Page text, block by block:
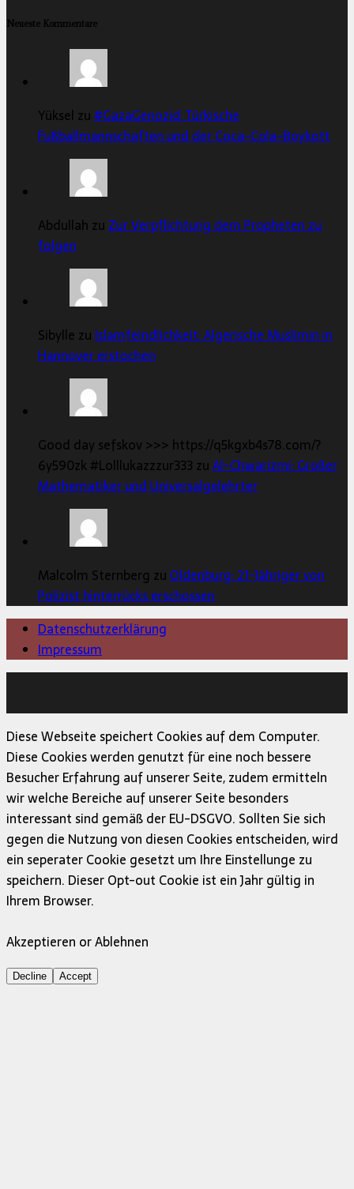
Neueste Kommentare
Yüksel zu#GazaGenozid: Türkische
Fußballmannschaften und der Coca-Cola-Boykott
Abdullah zu Zur Verpflichtung dem Propheten zu
folgen
Sibylle zu Islamfeindlichkeit: Algerische Muslimin in
Hannover erstochen
Good day sefskov >>> https://q5kgxb4s78.com/?
6y590zk #Lolllukazzzur333 zuAl-Chwarizmi: Großer
Mathematiker und Universalgelehrter
Malcolm Sternberg zu Oldenburg: 21-Jähriger von
Polizist hinterrücks erschossen
Datenschutzerklärung
Impressum
Diese Webseite speichert Cookies auf dem Computer.
Diese Cookies werden genutzt für eine noch bessere
Besucher Erfahrung auf unserer Seite, zudem ermitteln
wir welche Bereiche auf unserer Seite besonders
interessant sind gemäß der EU-DSGVO. Sollten Sie sich
gegen die Nutzung von diesen Cookies entscheiden, wird
ein seperater Cookie gesetzt um Ihre Einstellunge zu
speichern. Dieser Opt-out Cookie ist ein Jahr gültig in
Ihrem Browser.
Akzeptieren or Ablehnen
Decline Accept